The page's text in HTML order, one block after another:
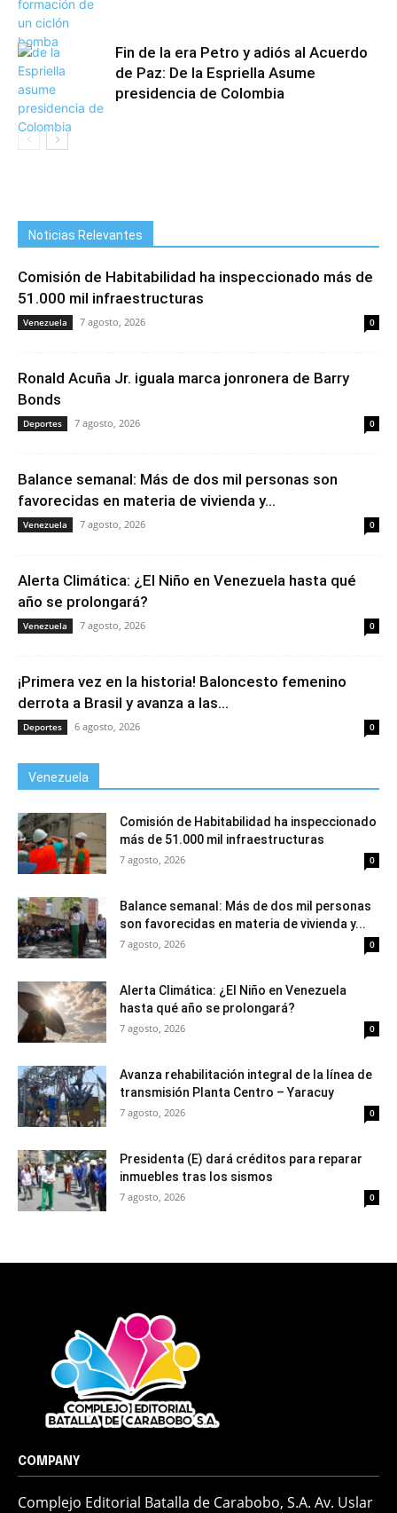
Fin de la era Petro y adiós al Acuerdo
de Paz: De la Espriella Asume
presidencia de Colombia
Noticias Relevantes
Comisión de Habitabilidad ha inspeccionado más de
51.000 mil infraestructuras
Venezuela 7 agosto, 2026 0
Ronald Acuña Jr. iguala marca jonronera de Barry
Bonds
Deportes 7 agosto, 2026 0
Balance semanal: Más de dos mil personas son
favorecidas en materia de vivienda y...
Venezuela 7 agosto, 2026 0
Alerta Climática: ¿El Niño en Venezuela hasta qué
año se prolongará?
Venezuela 7 agosto, 2026 0
¡Primera vez en la historia! Baloncesto femenino
derrota a Brasil y avanza a las...
Deportes 6 agosto, 2026 0
Venezuela
Comisión de Habitabilidad ha inspeccionado
más de 51.000 mil infraestructuras
7 agosto, 2026 0
Balance semanal: Más de dos mil personas
son favorecidas en materia de vivienda y...
7 agosto, 2026 0
Alerta Climática: ¿El Niño en Venezuela
hasta qué año se prolongará?
7 agosto, 2026 0
Avanza rehabilitación integral de la línea de
transmisión Planta Centro – Yaracuy
7 agosto, 2026 0
Presidenta (E) dará créditos para reparar
inmuebles tras los sismos
7 agosto, 2026 0
COMPANY
Complejo Editorial Batalla de Carabobo, S.A. Av. Uslar